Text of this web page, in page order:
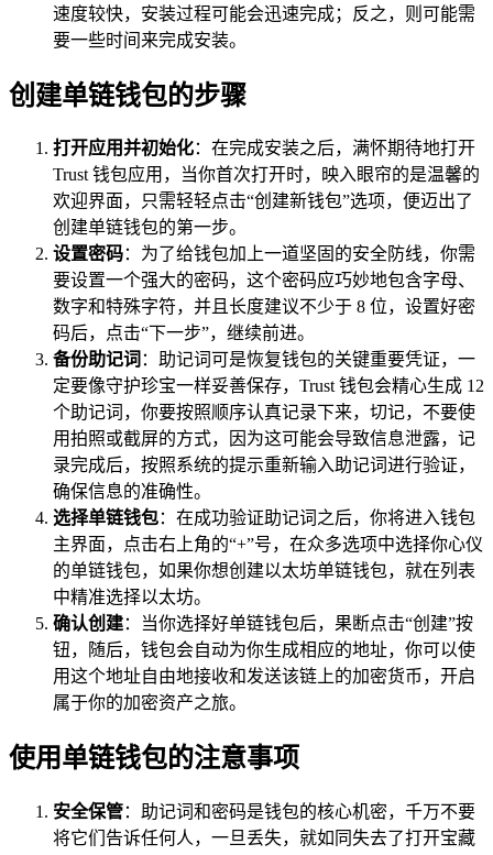
速度较快，安装过程可能会迅速完成；反之，则可能需
要一些时间来完成安装。
创建单链钱包的步骤
打开应用并初始化：在完成安装之后，满怀期待地打开
Trust 钱包应用，当你首次打开时，映入眼帘的是温馨的
欢迎界面，只需轻轻点击“创建新钱包”选项，便迈出了
创建单链钱包的第一步。
设置密码：为了给钱包加上一道坚固的安全防线，你需
要设置一个强大的密码，这个密码应巧妙地包含字母、
数字和特殊字符，并且长度建议不少于 8 位，设置好密
码后，点击“下一步”，继续前进。
备份助记词 ：助记词可是恢复钱包的关键重要凭证，一
定要像守护珍宝一样妥善保存，Trust 钱包会精心生成 12
个助记词，你要按照顺序认真记录下来，切记，不要使
用拍照或截屏的方式，因为这可能会导致信息泄露，记
录完成后，按照系统的提示重新输入助记词进行验证，
确保信息的准确性。
选择单链钱包：在成功验证助记词之后，你将进入钱包
主界面，点击右上角的“+”号，在众多选项中选择你心仪
的单链钱包，如果你想创建以太坊单链钱包，就在列表
中精准选择以太坊。
确认创建：当你选择好单链钱包后，果断点击“创建”按
钮，随后，钱包会自动为你生成相应的地址，你可以使
用这个地址自由地接收和发送该链上的加密货币，开启
属于你的加密资产之旅。
使用单链钱包的注意事项
安全保管：助记词和密码是钱包的核心机密，千万不要
将它们告诉任何人，一旦丢失，就如同失去了打开宝藏